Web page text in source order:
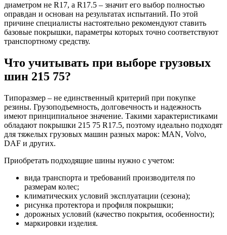
диаметром не R17, а R17.5 – значит его выбор полностью
оправдан и основан на результатах испытаний. По этой
причине специалисты настоятельно рекомендуют ставить
базовые покрышки, параметры которых точно соответствуют
транспортному средству.
Что учитывать при выборе грузовых
шин 215 75?
Типоразмер – не единственный критерий при покупке
резины. Грузоподъемность, долговечность и надежность
имеют принципиальное значение. Такими характеристиками
обладают покрышки 215 75 R17.5, поэтому идеально подходят
для тяжелых грузовых машин разных марок: MAN, Volvo,
DAF и других.
Приобретать подходящие шины нужно с учетом:
вида транспорта и требований производителя по
размерам колес;
климатических условий эксплуатации (сезона);
рисунка протектора и профиля покрышки;
дорожных условий (качество покрытия, особенности);
маркировки изделия.